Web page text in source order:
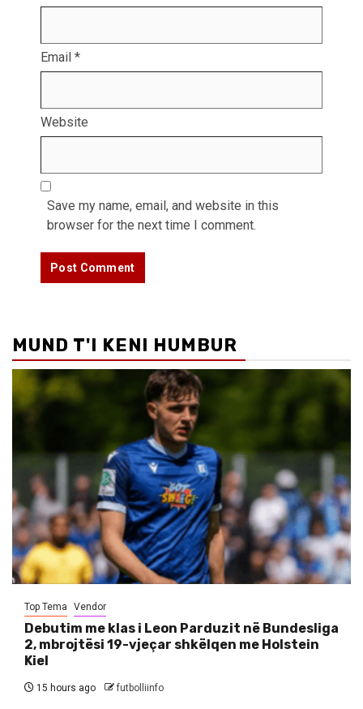
Email *
Website
Save my name, email, and website in this
browser for the next time I comment.
MUND T'I KENI HUMBUR
Top Tema Vendor
Debutim me klas i Leon Parduzit në Bundesliga
2, mbrojtësi 19-vjeçar shkëlqen me Holstein
Kiel
15 hours ago futbolliinfo